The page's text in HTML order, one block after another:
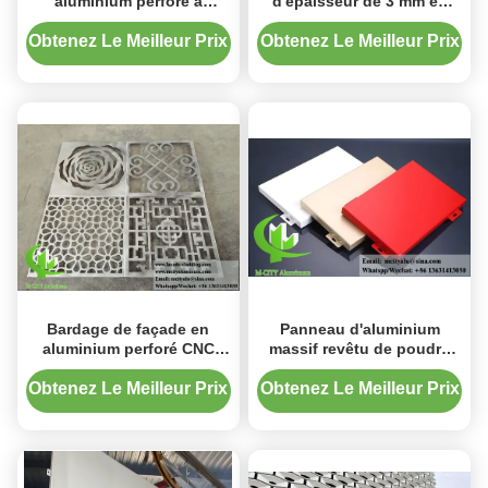
découpe laser CNC
recouvert de poudre de
Obtenez Le Meilleur Prix
poudre revêtue
d'aluminium massif
revêtement murale pour la
Obtenez Le Meilleur Prix
Bardage de façade en
aluminium perforé CNC
avec finition thermolaquée
et couleurs RAL
Obtenez Le Meilleur Prix
Panneau d'aluminium
massif revêtu de poudre
pour revêtement murale
avec des couleurs RAL
Obtenez Le Meilleur Prix